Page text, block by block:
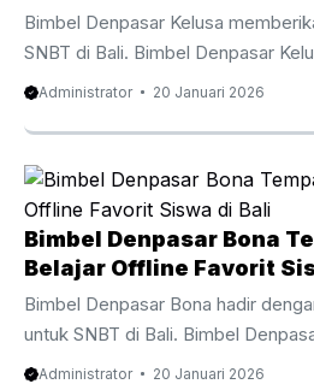
kepada Bimbel Denpasar
menawarkan program menyeluruh
Bimbel Denpasar Kelusa
SNBT di Bali. Bimbel Denpasar
bagi pelajar dan orang tua di Bali
program belajar langsung, Bimbel
membantu siswa memahami
fokus dan mendalam.
lebih terlibat, antusias, dan berani
soal. Siswa dari sekolah negeri,
bertaraf internasional di Bali
Bimbel Denpasar Kelusa.
Administrator 20 Januari 2026
Bimbel Denpasar Bona
Belajar Offline Favorit
Bimbel Denpasar Bona hadir
untuk SNBT di Bali. Bimbel
favorit bagi anak-anak dan orang
Administrator 20 Januari 2026